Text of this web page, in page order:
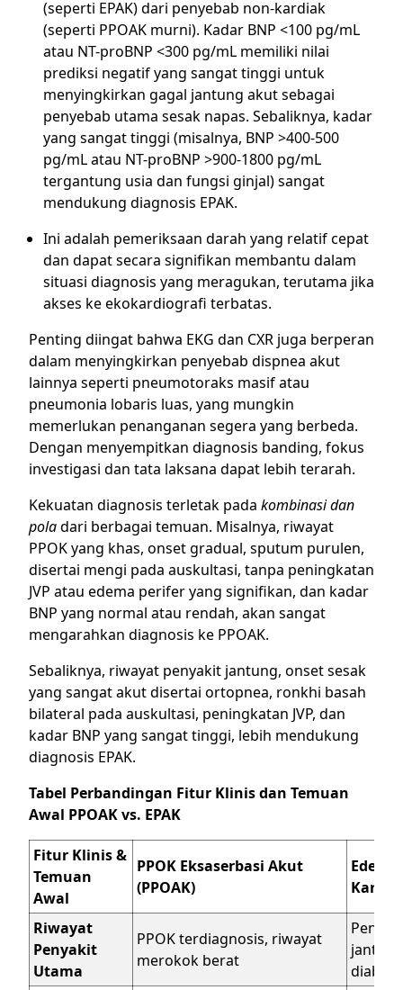
(seperti EPAK) dari penyebab non-kardiak
(seperti PPOAK murni). Kadar BNP <100 pg/mL
atau NT-proBNP <300 pg/mL memiliki nilai
prediksi negatif yang sangat tinggi untuk
menyingkirkan gagal jantung akut sebagai
penyebab utama sesak napas. Sebaliknya, kadar
yang sangat tinggi (misalnya, BNP >400-500
pg/mL atau NT-proBNP >900-1800 pg/mL
tergantung usia dan fungsi ginjal) sangat
mendukung diagnosis EPAK.
Ini adalah pemeriksaan darah yang relatif cepat
dan dapat secara signifikan membantu dalam
situasi diagnosis yang meragukan, terutama jika
akses ke ekokardiografi terbatas.
Penting diingat bahwa EKG dan CXR juga berperan
dalam menyingkirkan penyebab dispnea akut
lainnya seperti pneumotoraks masif atau
pneumonia lobaris luas, yang mungkin
memerlukan penanganan segera yang berbeda.
Dengan menyempitkan diagnosis banding, fokus
investigasi dan tata laksana dapat lebih terarah.
Kekuatan diagnosis terletak pada kombinasi dan
poladari berbagai temuan. Misalnya, riwayat
PPOK yang khas, onset gradual, sputum purulen,
disertai mengi pada auskultasi, tanpa peningkatan
JVP atau edema perifer yang signifikan, dan kadar
BNP yang normal atau rendah, akan sangat
mengarahkan diagnosis ke PPOAK.
Sebaliknya, riwayat penyakit jantung, onset sesak
yang sangat akut disertai ortopnea, ronkhi basah
bilateral pada auskultasi, peningkatan JVP, dan
kadar BNP yang sangat tinggi, lebih mendukung
diagnosis EPAK.
Tabel Perbandingan Fitur Klinis dan Temuan
Awal PPOAK vs. EPAK
Fitur Klinis &
Temuan
Awal
PPOK Eksaserbasi Akut
(PPOAK)
Riwayat
Penyakit
Utama
PPOK terdiagnosis, riwayat
merokok berat